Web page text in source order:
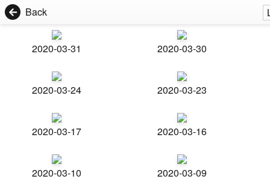
Back
2020-03-31 2020-03-30
2020-03-24 2020-03-23
2020-03-17 2020-03-16
2020-03-10 2020-03-09